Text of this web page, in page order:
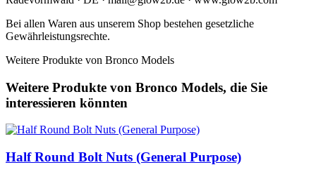
Bei allen Waren aus unserem Shop bestehen gesetzliche
Gewährleistungsrechte.
Weitere Produkte von Bronco Models
Weitere Produkte von Bronco Models, die Sie
interessieren könnten
Half Round Bolt Nuts (General Purpose)